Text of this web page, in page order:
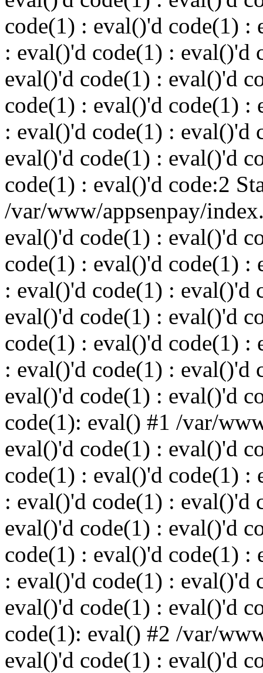
code(1) : eval()'d code(1) :
: eval()'d code(1) : eval()'d
eval()'d code(1) : eval()'d
code(1) : eval()'d code(1) :
: eval()'d code(1) : eval()'d
eval()'d code(1) : eval()'d
code(1) : eval()'d code:2
/var/www/appsenpay/
eval()'d code(1) : eval()'d
code(1) : eval()'d code(1) :
: eval()'d code(1) : eval()'d
eval()'d code(1) : eval()'d
code(1) : eval()'d code(1) :
: eval()'d code(1) : eval()'d
eval()'d code(1) : eval()'d
code(1): eval() #1 /var/
eval()'d code(1) : eval()'d
code(1) : eval()'d code(1) :
: eval()'d code(1) : eval()'d
eval()'d code(1) : eval()'d
code(1) : eval()'d code(1) :
: eval()'d code(1) : eval()'d
eval()'d code(1) : eval()'d
code(1): eval() #2 /var/
eval()'d code(1) : eval()'d